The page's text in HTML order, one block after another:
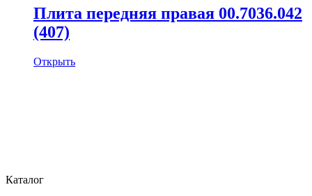
Плита передняя правая 00.7036.042
(407)
Открыть
Каталог